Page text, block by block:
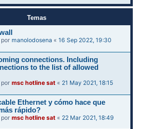
Temas
por manolodosena «16 Sep 2022, 19:30
connections. Including
to the list of allowed
pormsc hotline sat « 21 May 2021, 18:15
Ethernet y cómo hace que
rápido?
pormsc hotline sat « 22 Mar 2021, 18:49